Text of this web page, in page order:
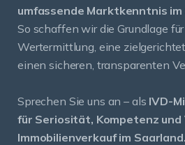
umfassende Marktkenntnis im
So schaffen wir die Grundlage
Wertermittlung, eine
einen sicheren, transparenten
Sprechen Sie uns an – als IVD-
für Seriosität, Kompetenz und
Immobilienverkauf im Saarland.